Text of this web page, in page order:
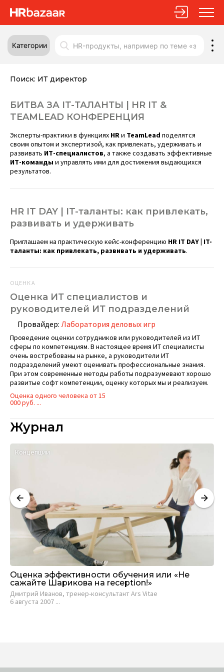
Категории
Поиск: ИТ директор
БИТВА ЗА IT-ТАЛАНТЫ | HR IT &
TEAMLEAD КОНФЕРЕНЦИЯ
Эксперты-практики в функциях HRи TeamLead поделятся
своим опытом и экспертизой, как привлекать, удерживать и
развивать ИТ-специалистов, а также создавать эффективные
ИТ-команды и управлять ими для достижения выдающихся
результатов.
HR IT DAY | IT-таланты: как привлекать,
развивать и удерживать
Приглашаем на практическую кейс-конференцию HR IT DAY | IT-
таланты: как привлекать, развивать и удерживать.
ОЦЕНКА
Оценка ИТ специалистов и
руководителей ИТ подразделений
Провайдер: Лаборатория деловых игр
Проведение оценки сотрудников или руководителей из ИТ
сферы по компетенциям. В настоящее время ИТ специалисты
очень востребованы на рынке, а руководители ИТ
подразделений умеют оценивать профессиональные знания.
При этом современные методы работы подразумевают хорошо
развитые софт компетенции, оценку которых мы и реализуем.
Оценка одного человека от 15
000 руб. ...
Журнал
Концепции
Оценка эффективности обучения или «Не
сажайте Шарикова на reception!»
Дмитрий Иванов, тренер-консультант Ars Vitae
6 августа 2007 ...